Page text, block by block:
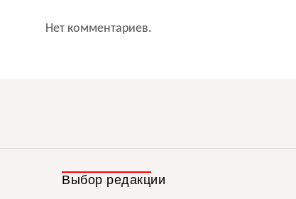
Нет комментариев.
Выбор редакции